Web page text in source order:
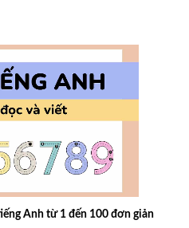
Anh từ 1 đến 100 đơn giản